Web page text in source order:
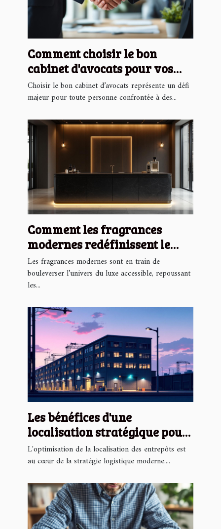
Comment choisir le bon
cabinet d'avocats pour vos
besoins juridiques ?
Choisir le bon cabinet d’avocats représente un défi
majeur pour toute personne confrontée à des...
Comment les fragrances
modernes redéfinissent le
luxe accessible ?
Les fragrances modernes sont en train de
bouleverser l’univers du luxe accessible, repoussant
les...
Les bénéfices d'une
localisation stratégique pour
les entrepôts
L'optimisation de la localisation des entrepôts est
au cœur de la stratégie logistique moderne....